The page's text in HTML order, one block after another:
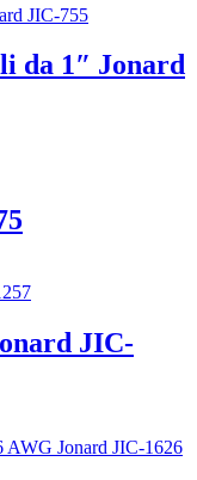
da 1″ Jonard
JIC-